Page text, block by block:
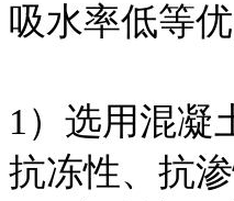
吸水率低等优
1）选用混凝
抗冻性、抗渗